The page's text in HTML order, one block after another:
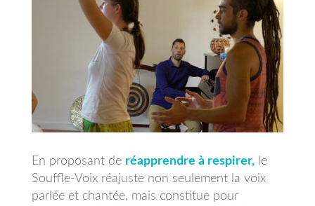
En proposant de réapprendre à respirer,le
Souffle-Voix réajuste non seulement la voix
parlée et chantée, mais constitue pour